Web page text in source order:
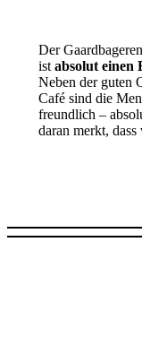
Der
ist absolut einen
Neben der guten
Café sind die
freundlich –
daran merkt,